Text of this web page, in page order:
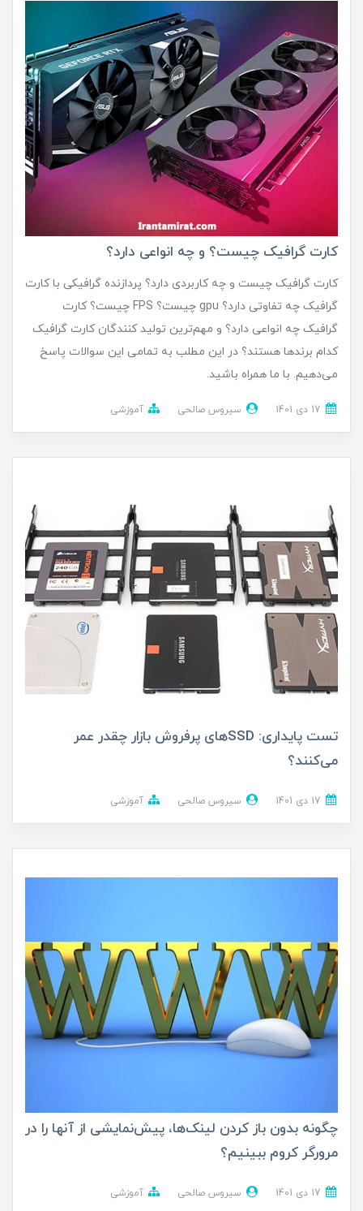
کارت گرافیک چیست؟ و چه انواعی دارد؟
کارت گرافیک چیست و چه کاربردی دارد؟ پردازنده گرافیکی با کارت
گرافیک چه تفاوتی دارد؟ gpu چیست؟ FPS چیست؟ کارت
گرافیک چه انواعی دارد؟ و مهم‌ترین تولید کنندگان کارت گرافیک
کدام برندها هستند؟ در این مطلب به تمامی این سوالات پاسخ
می‌دهیم. با ما همراه باشید.
سیروس صالحی آموزشی
تست پایداری: SSDهای پرفروش بازار چقدر عمر
می‌کنند؟
سیروس صالحی آموزشی
چگونه بدون باز کردن لینک‌ها، پیش‌نمایشی از آنها را در
مرورگر کروم ببینیم؟
سیروس صالحی آموزشی